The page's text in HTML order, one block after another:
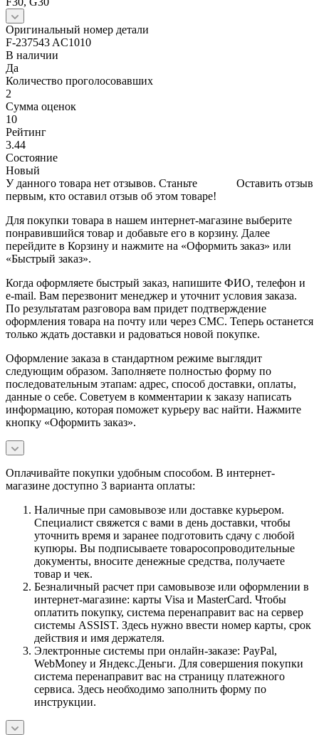
Оригинальный номер детали
F-237543 AC1010
В наличии
Да
Количество проголосовавших
2
Сумма оценок
10
Рейтинг
3.44
Состояние
Новый
Оставить отзыв
У данного товара нет отзывов. Станьте
первым, кто оставил отзыв об этом товаре!
Для покупки товара в нашем интернет-магазине выберите
понравившийся товар и добавьте его в корзину. Далее
перейдите в Корзину и нажмите на «Оформить заказ» или
«Быстрый заказ».
Когда оформляете быстрый заказ, напишите ФИО, телефон и
e-mail. Вам перезвонит менеджер и уточнит условия заказа.
По результатам разговора вам придет подтверждение
оформления товара на почту или через СМС. Теперь останется
только ждать доставки и радоваться новой покупке.
Оформление заказа в стандартном режиме выглядит
следующим образом. Заполняете полностью форму по
последовательным этапам: адрес, способ доставки, оплаты,
данные о себе. Советуем в комментарии к заказу написать
информацию, которая поможет курьеру вас найти. Нажмите
кнопку «Оформить заказ».
Оплачивайте покупки удобным способом. В интернет-
магазине доступно 3 варианта оплаты:
Наличные при самовывозе или доставке курьером.
Специалист свяжется с вами в день доставки, чтобы
уточнить время и заранее подготовить сдачу с любой
купюры. Вы подписываете товаросопроводительные
документы, вносите денежные средства, получаете
товар и чек.
Безналичный расчет при самовывозе или оформлении в
интернет-магазине: карты Visa и MasterCard. Чтобы
оплатить покупку, система перенаправит вас на сервер
системы ASSIST. Здесь нужно ввести номер карты, срок
действия и имя держателя.
Электронные системы при онлайн-заказе: PayPal,
WebMoney и Яндекс.Деньги. Для совершения покупки
система перенаправит вас на страницу платежного
сервиса. Здесь необходимо заполнить форму по
инструкции.